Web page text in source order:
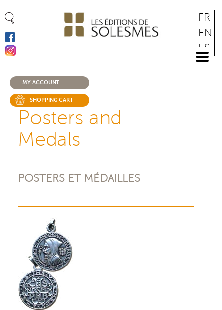
to
main
FR
EN
ES
DE
MY ACCOUNT
SHOPPING CART
Posters and
Medals
POSTERS ET MÉDAILLES